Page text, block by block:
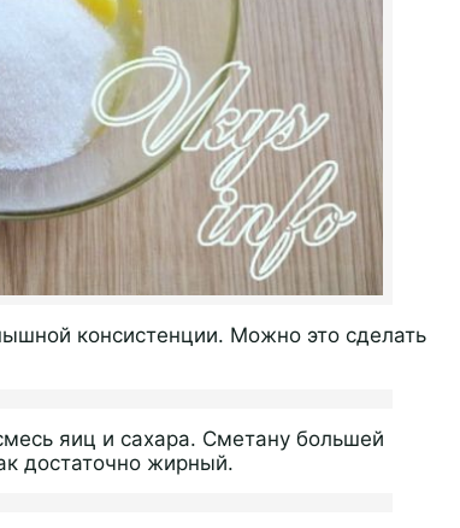
консистенции. Можно это сделать
яиц и сахара. Сметану большей
достаточно жирный.